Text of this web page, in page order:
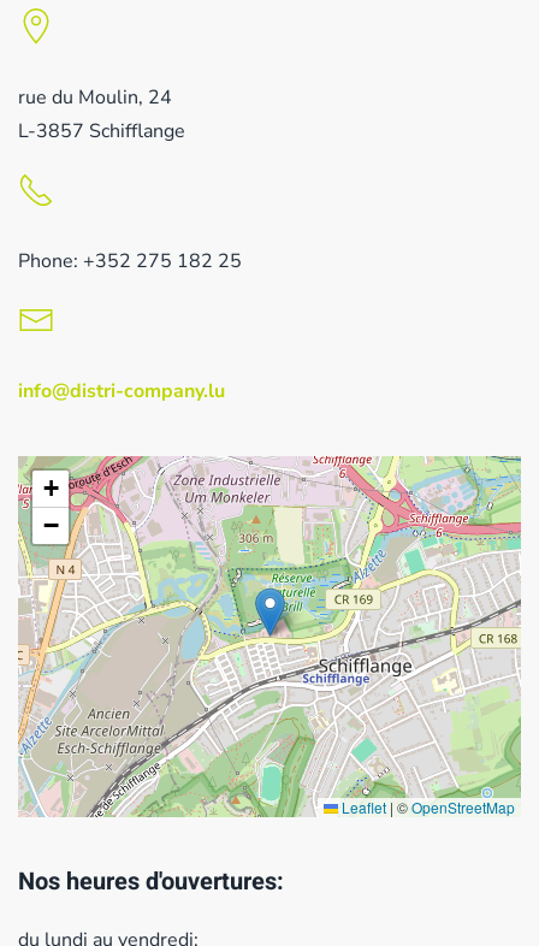
rue du Moulin, 24
L-3857 Schifflange
Phone: +352 275 182 25
info@distri-company.lu
+
−
Leaflet | ©OpenStreetMap
Nos heures d'ouvertures:
du lundi au vendredi: